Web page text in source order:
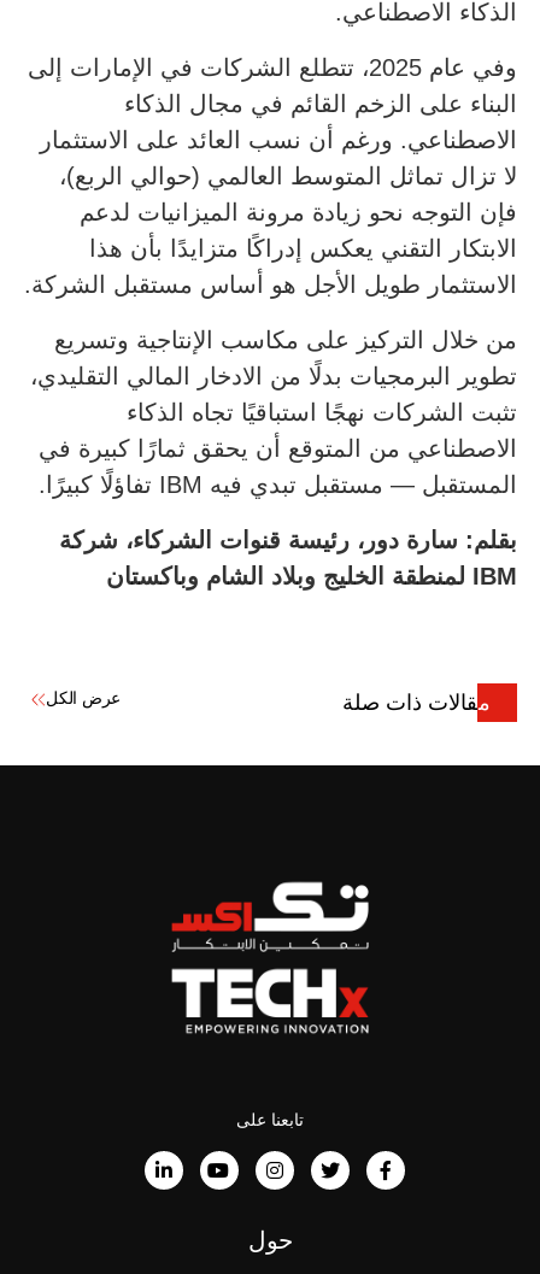
الذكاء الاصطناعي.
وفي عام 2025، تتطلع الشركات في الإمارات إلى
البناء على الزخم القائم في مجال الذكاء
الاصطناعي. ورغم أن نسب العائد على الاستثمار
لا تزال تماثل المتوسط العالمي (حوالي الربع)،
فإن التوجه نحو زيادة مرونة الميزانيات لدعم
الابتكار التقني يعكس إدراكًا متزايدًا بأن هذا
الاستثمار طويل الأجل هو أساس مستقبل الشركة.
من خلال التركيز على مكاسب الإنتاجية وتسريع
تطوير البرمجيات بدلًا من الادخار المالي التقليدي،
تثبت الشركات نهجًا استباقيًا تجاه الذكاء
الاصطناعي من المتوقع أن يحقق ثمارًا كبيرة في
المستقبل — مستقبل تبدي فيه IBM تفاؤلًا كبيرًا.
بقلم: سارة دور، رئيسة قنوات الشركاء، شركة
IBM لمنطقة الخليج وبلاد الشام وباكستان
مقالات ذات صلة عرض الكل
تابعنا على
حول